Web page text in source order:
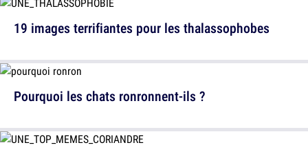
19 images terrifiantes pour les thalassophobes
Pourquoi les chats ronronnent-ils ?